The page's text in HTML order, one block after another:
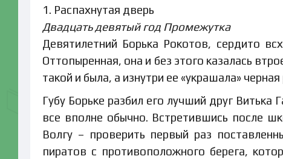
1. Распахнутая дверь
Двадцать девятый год Промежутка
Девятилетний Борька Рокотов, сердито
Оттопыренная, она и без этого казалась
такой и была, а изнутри ее «украшала» черная
Губу Борьке разбил его лучший друг
все вполне обычно. Встретившись после
Волгу – проверить первый раз
пиратов с противоположного берега,